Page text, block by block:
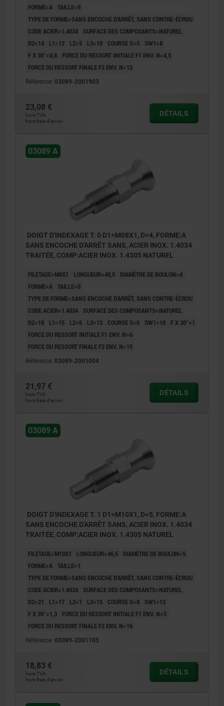
FORME=A TAILLE=9
TYPE DE FORME=SANS ENCOCHE D’ARRÊT, SANS CONTRE-ÉCROU
CODE ACIER=1.4034
SURFACE DES COMPOSANTS=NATUREL
D2=14
L1=12 L2=5 L3=10 COURSE S=5
SW1=8
F X 30°=0,8
FORCE DU RESSORT INITIALE F1 ENV. N=4,5
FORCE DU RESSORT FINALE F2 ENV. N=12
Référence: 03089-2001903
23,08 €
hors TVA
hors frais d’envoi
DÉTAILS
03089 A
DOIGT D'INDEXAGE T. 0 D1=M08X1, D=4, FORME:A
SANS ENCOCHE D'ARRÊT SANS, ACIER INOX. 1.4034
TRAITÉE, COMP:ACIER INOX. 1.4305 NATUREL
FILETAGE=M8X1 LONGUEUR=40,5
DIAMÈTRE DE BOULON=4
FORME=A TAILLE=0
TYPE DE FORME=SANS ENCOCHE D’ARRÊT, SANS CONTRE-ÉCROU
CODE ACIER=1.4034
SURFACE DES COMPOSANTS=NATUREL
D2=18
L1=15 L2=6 L3=13 COURSE S=6 SW1=10
F X 30°=1
FORCE DU RESSORT INITIALE F1 ENV. N=6
FORCE DU RESSORT FINALE F2 ENV. N=15
Référence: 03089-2001004
21,97 €
hors TVA
hors frais d’envoi
DÉTAILS
03089 A
DOIGT D'INDEXAGE T. 1 D1=M10X1, D=5, FORME:A
SANS ENCOCHE D'ARRÊT SANS, ACIER INOX. 1.4034
TRAITÉE, COMP:ACIER INOX. 1.4305 NATUREL
FILETAGE=M10X1 LONGUEUR=46,5
DIAMÈTRE DE BOULON=5
FORME=A TAILLE=1
TYPE DE FORME=SANS ENCOCHE D’ARRÊT, SANS CONTRE-ÉCROU
CODE ACIER=1.4034
SURFACE DES COMPOSANTS=NATUREL
D2=21
L1=17 L2=7 L3=15 COURSE S=8
SW1=13
F X 30°=1,3
FORCE DU RESSORT INITIALE F1 ENV. N=5
FORCE DU RESSORT FINALE F2 ENV. N=16
Référence: 03089-2001105
18,83 €
hors TVA
hors frais d’envoi
DÉTAILS